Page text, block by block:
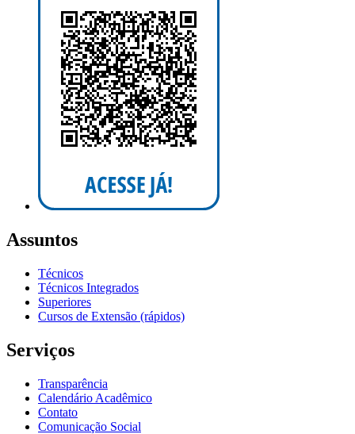
Assuntos
Técnicos
Técnicos Integrados
Superiores
Cursos de Extensão (rápidos)
Serviços
Transparência
Calendário Acadêmico
Contato
Comunicação Social